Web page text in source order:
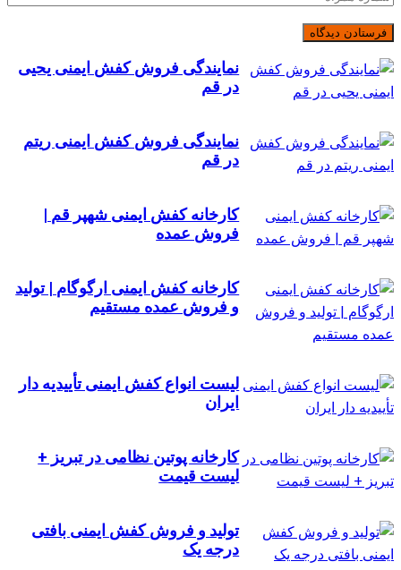
نمایندگی فروش کفش ایمنی یحیی
در قم
نمایندگی فروش کفش ایمنی ریتم
در قم
کارخانه کفش ایمنی شهپر قم |
فروش عمده
کارخانه کفش ایمنی ارگوگام | تولید
و فروش عمده مستقیم
لیست انواع کفش ایمنی تأییدیه دار
ایران
کارخانه پوتین نظامی در تبریز +
لیست قیمت
تولید و فروش کفش ایمنی بافتی
درجه یک